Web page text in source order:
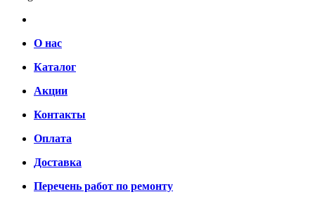
О нас
Каталог
Акции
Контакты
Оплата
Доставка
Перечень работ по ремонту